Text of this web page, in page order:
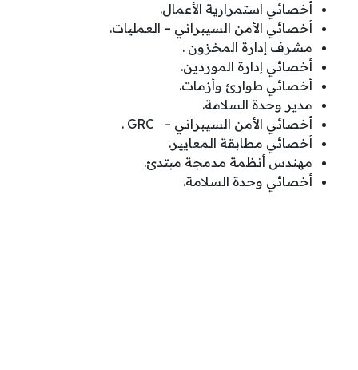
أخصائي استمرارية الأعمال.
أخصائي الأمن السيبراني – العمليات.
مشرف إدارة المخزون .
أخصائي إدارة الموردين.
أخصائي طوارئ وأزمات.
مدير وحدة السلامة.
أخصائي الأمن السيبراني – GRC .
أخصائي مطابقة المعايير.
مهندس أنظمة مدمجة مبتدئ.
أخصائي وحدة السلامة.